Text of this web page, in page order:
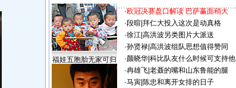
福娃五胞胎无家可归
·欧冠决赛盘口解读 巴萨赢面稍大
·段暄 拜仁大投入这次是动真格
·徐江| 高洪波另类图片大派送
·孙贤禄| 高洪波组队思想值得赞同
·颜晓华| 科比队友什么时候可支持他
·冉雄飞| 老聂的嘴和山东鲁能的腿
·马寅| 陈忠和离开女排的日子